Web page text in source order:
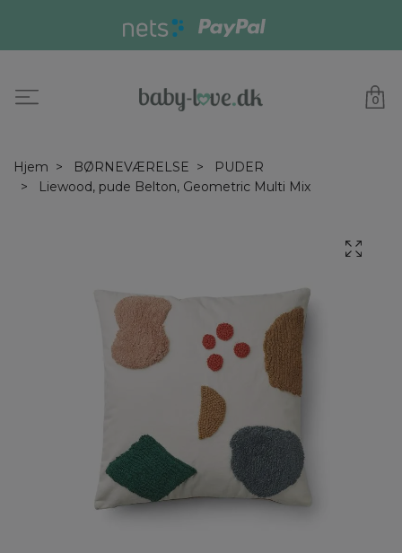
0
Hjem BØRNEVÆRELSE
PUDER
Liewood, pude Belton, Geometric Multi Mix